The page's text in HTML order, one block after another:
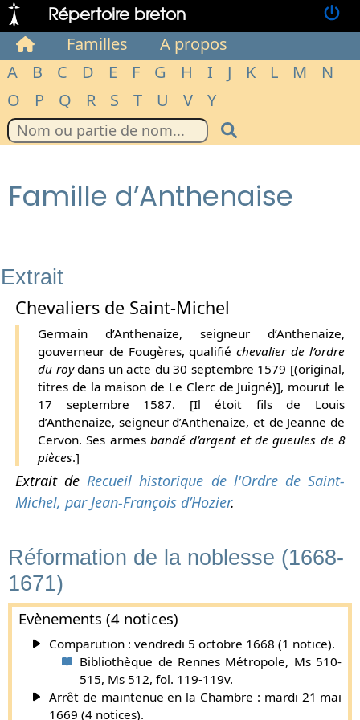
Répertoire breton
Familles
A propos
A
B C D E F G H I J K L M
N
O
P Q R S T U V Y
Famille d’Anthenaise
Extrait
Chevaliers de Saint-Michel
Germain d’Anthenaize, seigneur d’Anthenaize,
gouverneur de Fougères, qualifiéchevalier de l’ordre
du roydans un acte du 30 septembre 1579 [(original,
titres de la maison de Le Clerc de Juigné)], mourut le
17 septembre 1587. [Il étoit fils de Louis
d’Anthenaize, seigneur d’Anthenaize, et de Jeanne de
Cervon. Ses armes bandé d’argent et de gueules de 8
pièces.]
Extrait de Recueil historique de l'Ordre de Saint-
Michel, par Jean-François d’Hozier.
Réformation de la noblesse (1668-
1671)
Evènements (4 notices)
Comparution : vendredi 5 octobre 1668 (1 notice).
Bibliothèque de Rennes Métropole, Ms 510-
515, Ms 512, fol. 119-119v.
Arrêt de maintenue en la Chambre : mardi 21 mai
1669 (4 notices).